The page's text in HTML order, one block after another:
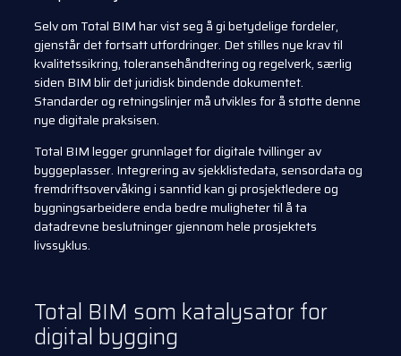
Selv om Total BIM har vist seg å gi betydelige fordeler,
gjenstår det fortsatt utfordringer. Det stilles nye krav til
kvalitetssikring, toleransehåndtering og regelverk, særlig
siden BIM blir det juridisk bindende dokumentet.
Standarder og retningslinjer må utvikles for å støtte denne
nye digitale praksisen.
Total BIM legger grunnlaget for digitale tvillinger av
byggeplasser. Integrering av sjekklistedata, sensordata og
fremdriftsovervåking i sanntid kan gi prosjektledere og
bygningsarbeidere enda bedre muligheter til å ta
datadrevne beslutninger gjennom hele prosjektets
livssyklus.
Total BIM som katalysator for
digital bygging